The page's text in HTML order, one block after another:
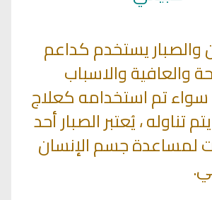
والصبار يستخدم كداعم
والعافية والاسباب
تم استخدامه كعلاج
، يُعتبر الصبار أحد
لمساعدة جسم الإنسان